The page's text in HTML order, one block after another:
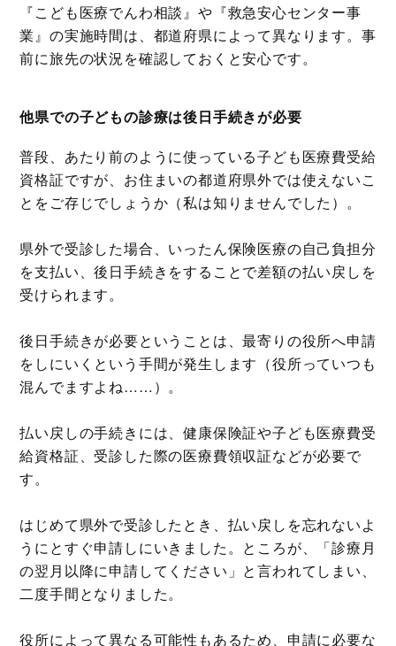
『こども医療でんわ相談』や『救急安心センター事
業』の実施時間は、都道府県によって異なります。事
前に旅先の状況を確認しておくと安心です。
他県での子どもの診療は後日手続きが必要
普段、あたり前のように使っている子ども医療費受給
資格証ですが、お住まいの都道府県外では使えないこ
とをご存じでしょうか（私は知りませんでした）。
県外で受診した場合、いったん保険医療の自己負担分
を支払い、後日手続きをすることで差額の払い戻しを
受けられます。
後日手続きが必要ということは、最寄りの役所へ申請
をしにいくという手間が発生します（役所っていつも
混んでますよね……）。
払い戻しの手続きには、健康保険証や子ども医療費受
給資格証、受診した際の医療費領収証などが必要で
す。
はじめて県外で受診したとき、払い戻しを忘れないよ
うにとすぐ申請しにいきました。ところが、「診療月
の翌月以降に申請してください」と言われてしまい、
二度手間となりました。
役所によって異なる可能性もあるため、申請に必要な